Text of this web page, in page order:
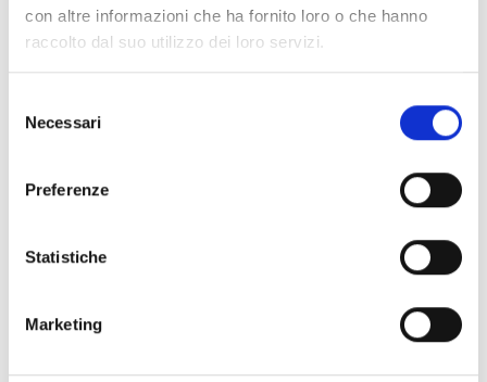
con altre informazioni che ha fornito loro o che hanno
raccolto dal suo utilizzo dei loro servizi.
delNecessari
Preferenze
Statistiche
Marketing